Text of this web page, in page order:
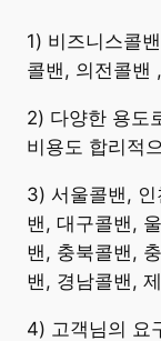
​1) 비즈니스콜
콜밴, 의전콜밴
2) 다양한 용도
비용도 합리적
3) 서울콜밴,
밴, 대구콜밴,
밴, 충북콜밴,
밴, 경남콜밴,
4) 고객님의 요